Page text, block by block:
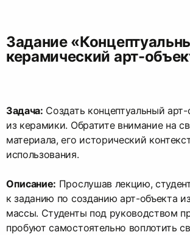
Задание
Задача: Создать концептуальный арт-
из керамики. Обратите внимание на
материала, его исторический
использования.
Описание: Прослушав лекцию,
к заданию по созданию арт-объекта
массы. Студенты под руководством
пробуют самостоятельно воплотить